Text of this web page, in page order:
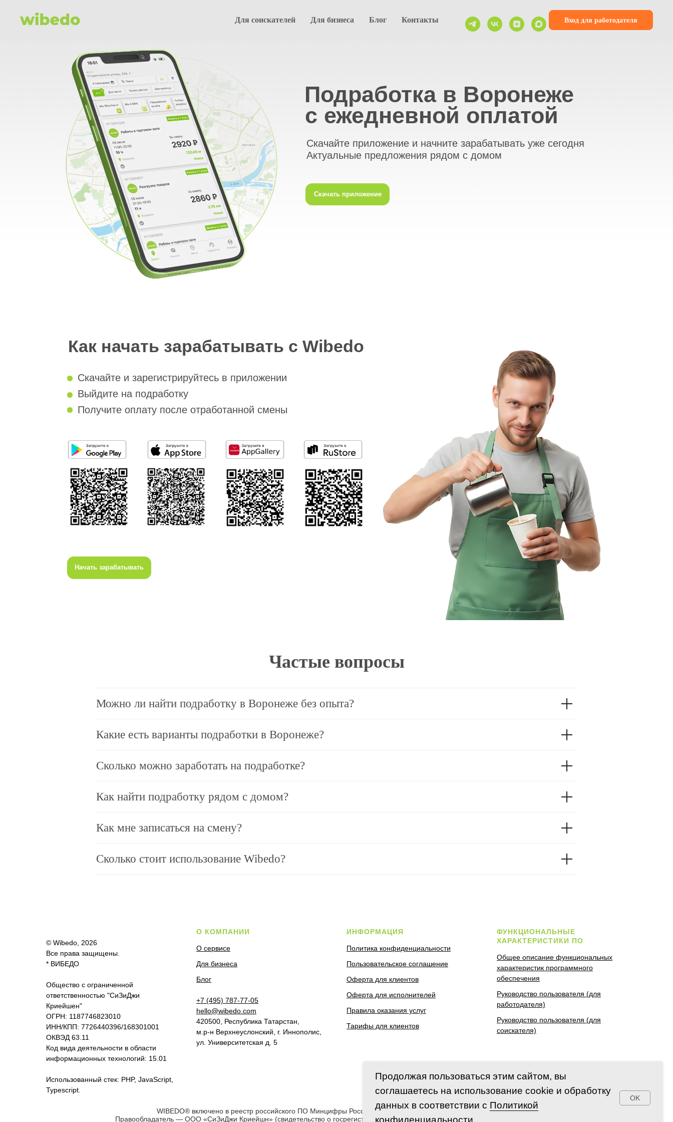
Для соискателей Для бизнеса Блог Контакты Вход для работодателя
Вопрос в поддержку
Скачайте приложение и начните зарабатывать уже сегодня
Актуальные предложения рядом с домом
с ежедневной оплатой
Подработка в Воронеже
Скачайте и зарегистрируйтесь в приложении
Выйдите на подработку
Начать зарабатывать
Частые вопросы
Можно ли найти подработку в Воронеже без опыта?
Какие есть варианты подработки в Воронеже?
Сколько можно заработать на подработке?
Как найти подработку рядом с домом?
Как мне записаться на смену?
Сколько стоит использование Wibedo?
© Wibedo, 2026
Все права защищены.
* ВИБЕДО
Общество с ограниченной
ответственностью "СиЗиДжи
Криейшен"
ОГРН: 1187746823010
ИНН/КПП: 7726440396/168301001
ОКВЭД 63.11
Код вида деятельности в области
информационных технологий: 15.01
Использованный стек: PHP, JavaScript,
Typescript.
О КОМПАНИИ
О сервисе
Для бизнеса
Блог
+7 (495) 787-77-05
hello@wibedo.com
420500, Республика Татарстан,
м.р-н Верхнеуслонский, г. Иннополис,
ул. Университетская д. 5
ИНФОРМАЦИЯ
Политика конфиденциальности
Пользовательское соглашение
Оферта для клиентов
Оферта для исполнителей
Правила оказания услуг
Тарифы для клиентов
ФУНКЦИОНАЛЬНЫЕ
ХАРАКТЕРИСТИКИ ПО
Общее описание функциональных
характеристик программного
обеспечения
Руководство пользователя (для
работодателя)
Руководство пользователя (для
соискателя)
WIBEDO® включено в реестр российского ПО Минцифры России Реестровая запись № 30784 от 26.11.2025.
Правообладатель — ООО «СиЗиДжи Криейшн» (свидетельство о госрегистрации программы для ЭВМ № 2025681903 от 20.08.2025).
Продолжая пользоваться этим сайтом, вы
соглашаетесь на использование cookie и обработку
данных в соответствии с Политикой
конфиденциальности
OK